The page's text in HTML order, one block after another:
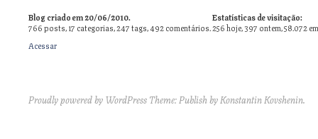
Blog criado em 20/06/2010.
766posts,17 categorias,247tags,492comentários.
Estatísticas de visitação:
256 hoje, 397 ontem, 58.072
Acessar
Proudly powered by WordPress Theme: Publish byKonstantin Kovshenin.